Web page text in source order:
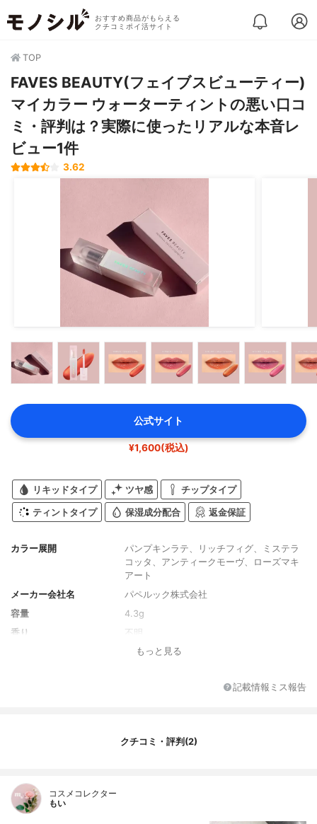
おすすめ商品がもらえる
クチコミポイ活サイト
TOP
FAVES BEAUTY(フェイブスビューティー)
マイカラー ウォーターティントの悪い口コ
ミ・評判は？実際に使ったリアルな本音レ
ビュー1件
3.62
公式サイト
¥1,600(税込)
リキッドタイプ ツヤ感 チップタイプ
ティントタイプ 保湿成分配合 返金保証
カラー展開
パンプキンラテ、リッチフィグ、ミステラ
コッタ、アンティークモーヴ、ローズマキ
アート
メーカー会社名
パペルック株式会社
容量
4.3g
香り
不明
もっと見る
記載情報ミス報告
クチコミ・評判(2)
コスメコレクター
もい